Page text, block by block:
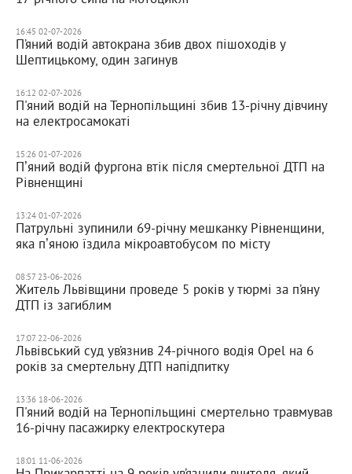
16:45 02-07-2026
П’яний водій автокрана збив двох пішоходів у
Шептицькому, один загинув
16:12 02-07-2026
П'яний водій на Тернопільщині збив 13-річну дівчину
на електросамокаті
15:26 01-07-2026
Пʼяний водій фургона втік після смертельної ДТП на
Рівненщині
13:24 01-07-2026
Патрульні зупинили 69-річну мешканку Рівненщини,
яка пʼяною їздила мікроавтобусом по місту
08:57 23-06-2026
Житель Львівщини проведе 5 років у тюрмі за п’яну
ДТП із загиблим
17:07 22-06-2026
Львівський суд ув’язнив 24-річного водія Opel на 6
років за смертельну ДТП напідпитку
13:36 18-06-2026
П'яний водій на Тернопільщині смертельно травмував
16-річну пасажирку електроскутера
18:01 11-06-2026